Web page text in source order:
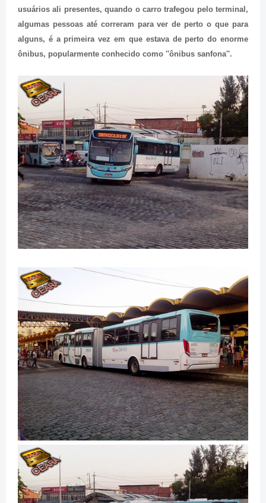
usuários ali presentes, quando o carro trafegou pelo terminal,
algumas pessoas até correram para ver de perto o que para
alguns, é a primeira vez em que estava de perto do enorme
ônibus, popularmente conhecido como ''ônibus sanfona''.